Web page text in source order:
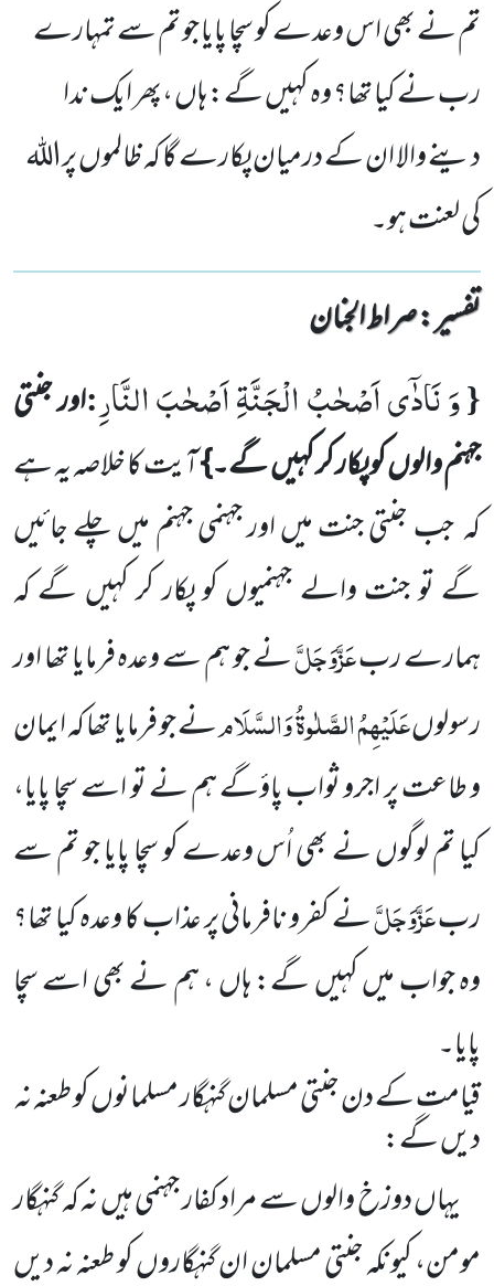
تم نے بھی اس وعدے کو سچا پایا جو تم سے تمہارے
رب نے کیا تھا؟ وہ کہیں گے: ہاں ،پھر ایک ندا
دینے والا ان کے درمیان پکارے گا کہ ظالموں پراللہ
کی لعنت ہو۔
تفسیر : ‎صراط الجنان
{وَ نَادٰۤى اَصْحٰبُ الْجَنَّةِ اَصْحٰبَ النَّارِ:اور جنتی
جہنم والوں کو پکار کر کہیں گے۔}آیت کا خلاصہ یہ ہے
کہجب جنتیجنت میں اور جہنمی جہنم میں چلے جائیں
گے تو جنت والے جہنمیوں کو پکار کر کہیں گے کہ
ہمارے ربعَزَّوَجَلَّنے جو ہم سےوعدہ فرمایا تھا اور
رسولوںعَلَیْہِمُ الصَّلٰوۃُ وَالسَّلَامنے جو فرمایا تھا کہ ایمان
و طاعت پر اجرو ثواب پاؤگے ہم نے تو اسے سچا پایا،
کیا تم لوگوں نے بھی اُس وعدے کو سچا پایا جو تم سے
ربعَزَّوَجَلَّنے کفرو نافرمانی پر عذاب کا وعدہ کیا تھا؟
وہ جواب میں کہیں گے: ہاں ، ہم نے بھی اسے سچا
پایا۔
قیامت کے دن جنتی مسلمان گنہگار مسلمانوں کو طعنہ نہ
دیں گے:
یہاں دوزخ والوں سے مراد کفار جہنمی ہیں نہ کہ گنہگار
مومن، کیونکہ جنتی مسلمان ان گنہگاروں کو طعنہ نہ دیں